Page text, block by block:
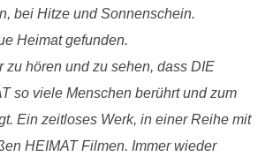
bei Hitze und Sonnenschein.
Heimat gefunden.
zu hören und zu sehen, dass DIE
so viele Menschen berührt und zum
Ein zeitloses Werk, in einer Reihe mit
HEIMAT Filmen. Immer wieder